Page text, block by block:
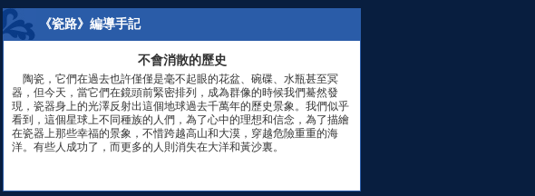
《瓷路》編導手記
不會消散的歷史
陶瓷，它們在過去也許僅僅是毫不起眼的花盆、碗碟、水瓶甚至冥
器，但今天，當它們在鏡頭前緊密排列，成為群像的時候我們驀然發
現，瓷器身上的光澤反射出這個地球過去千萬年的歷史景象。我們似乎
看到，這個星球上不同種族的人們，為了心中的理想和信念，為了描繪
在瓷器上那些幸福的景象，不惜跨越高山和大漠，穿越危險重重的海
洋。有些人成功了，而更多的人則消失在大洋和黃沙裏。